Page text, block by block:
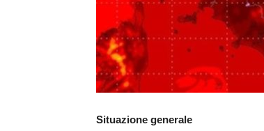
Situazione generale